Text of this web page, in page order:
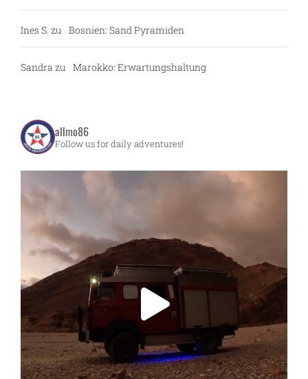
Ines S. zu Bosnien: Sand Pyramiden
Sandra zu Marokko: Erwartungshaltung
allmo86
Follow us for daily adventures!